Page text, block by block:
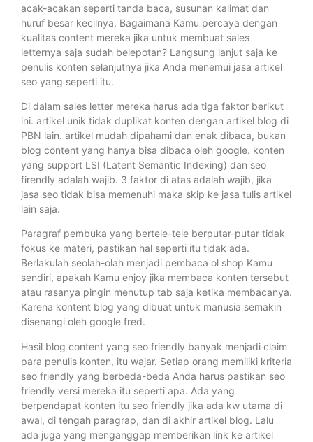
acak-acakan seperti tanda baca, susunan kalimat dan
huruf besar kecilnya. Bagaimana Kamu percaya dengan
kualitas content mereka jika untuk membuat sales
letternya saja sudah belepotan? Langsung lanjut saja ke
penulis konten selanjutnya jika Anda menemui jasa artikel
seo yang seperti itu.
Di dalam sales letter mereka harus ada tiga faktor berikut
ini. artikel unik tidak duplikat konten dengan artikel blog di
PBN lain. artikel mudah dipahami dan enak dibaca, bukan
blog content yang hanya bisa dibaca oleh google. konten
yang support LSI (Latent Semantic Indexing) dan seo
firendly adalah wajib. 3 faktor di atas adalah wajib, jika
jasa seo tidak bisa memenuhi maka skip ke jasa tulis artikel
lain saja.
Paragraf pembuka yang bertele-tele berputar-putar tidak
fokus ke materi, pastikan hal seperti itu tidak ada.
Berlakulah seolah-olah menjadi pembaca ol shop Kamu
sendiri, apakah Kamu enjoy jika membaca konten tersebut
atau rasanya pingin menutup tab saja ketika membacanya.
Karena kontent blog yang dibuat untuk manusia semakin
disenangi oleh google fred.
Hasil blog content yang seo friendly banyak menjadi claim
para penulis konten, itu wajar. Setiap orang memiliki kriteria
seo friendly yang berbeda-beda Anda harus pastikan seo
friendly versi mereka itu seperti apa. Ada yang
berpendapat konten itu seo friendly jika ada kw utama di
awal, di tengah paragrap, dan di akhir artikel blog. Lalu
ada juga yang menganggap memberikan link ke artikel